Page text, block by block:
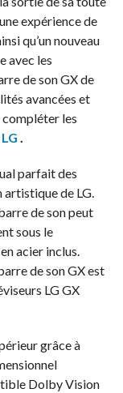
expérience de
qu’un nouveau
avec les
de son GX de
avancées et
les
.
parfait des
artistique de LG.
de son peut
sous le
acier inclus.
de son GX est
LG GX
grâce à
Dolby Vision